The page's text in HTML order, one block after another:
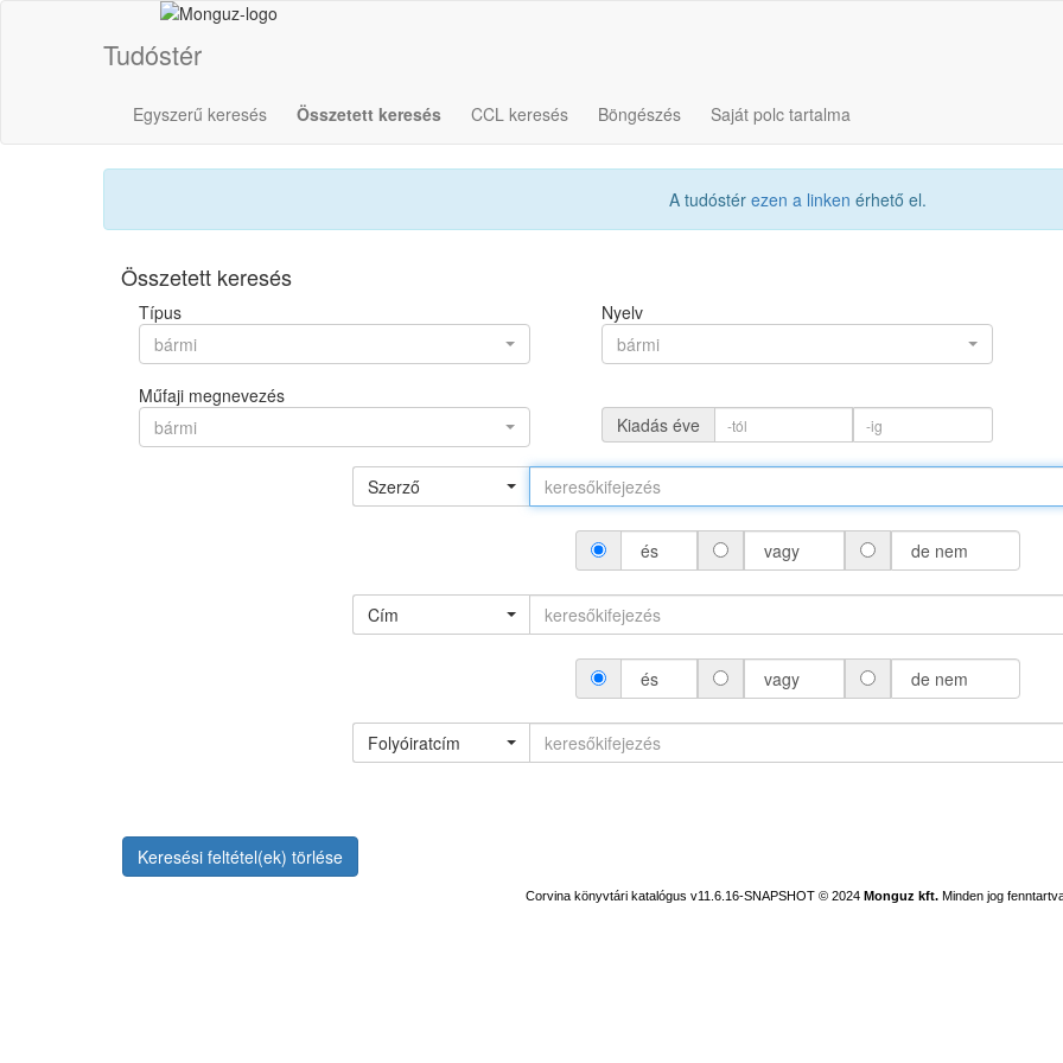
Tudóstér
Egyszerű keresés Összetett keresés CCL keresés Böngészés Saját polc tartalma
A tudóstér ezen a linken érhető el.
Összetett keresés
Típus
bármi
Nyelv
bármi
Műfaji megnevezés
bármi
Kiadás éve
Szerző
és vagy de nem
Cím
és vagy de nem
Folyóiratcím
Keresési feltétel(ek) törlése
Corvina könyvtári katalógus v11.6.16-SNAPSHOT © 2024 Monguz kft. Minden jog